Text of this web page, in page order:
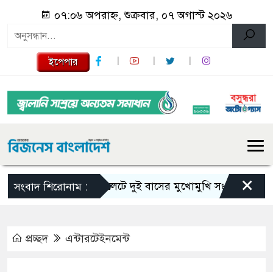
০৭:০৬ অপরাহ্ন, শুক্রবার, ০৭ অগাস্ট ২০২৬
ইপেপার
সংবাদ শিরোনাম :সিলেটে দুই বাসের মুখোমুখি সংঘর্ষে নিহত বেড়ে
×
প্রচ্ছদ এন্টারটেইনমেন্ট